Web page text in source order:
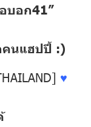
บอก41”
คนแฮปปี้ :)
♥